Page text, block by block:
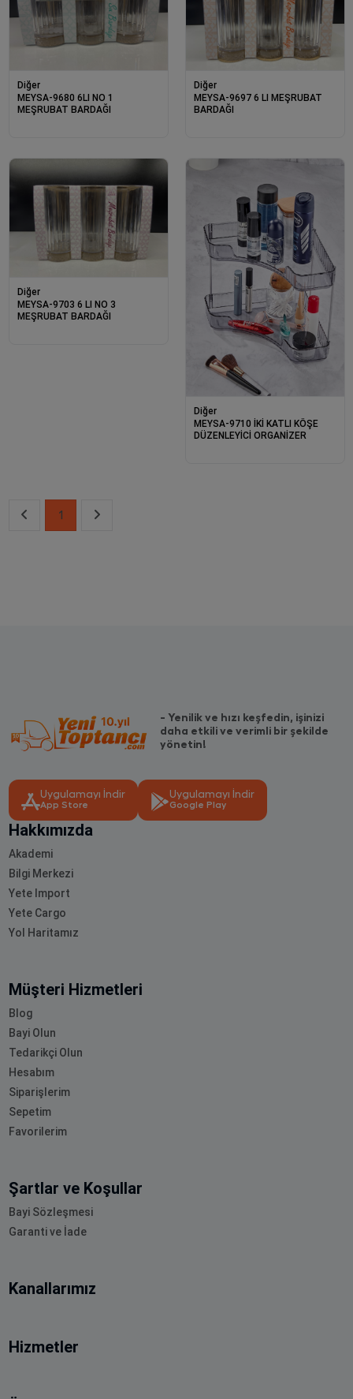
Diğer
MEYSA-9680 6LI NO 1
MEŞRUBAT BARDAĞI
Diğer
MEYSA-9697 6 LI MEŞRUBAT
BARDAĞI
Diğer
MEYSA-9703 6 LI NO 3
MEŞRUBAT BARDAĞI
Diğer
MEYSA-9710 İKİ KATLI KÖŞE
DÜZENLEYİCİ ORGANİZER
1
- Yenilik ve hızı keşfedin, işinizi
daha etkili ve verimli bir şekilde
yönetin!
Uygulamayı İndir
App Store
Uygulamayı İndir
Google Play
Hakkımızda
Akademi
Bilgi Merkezi
Yete Import
Yete Cargo
Yol Haritamız
Müşteri Hizmetleri
Blog
Bayi Olun
Tedarikçi Olun
Hesabım
Siparişlerim
Sepetim
Favorilerim
Şartlar ve Koşullar
Bayi Sözleşmesi
Garanti ve İade
Kanallarımız
Hizmetler